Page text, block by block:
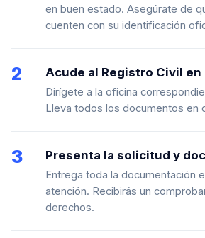
en buen estado. Asegúrate de
cuenten con su identificación
2 Acude al Registro Civil en
Dirígete a la oficina
Lleva todos los documentos en
3 Presenta la solicitud y
Entrega toda la documentación
atención. Recibirás un
derechos.